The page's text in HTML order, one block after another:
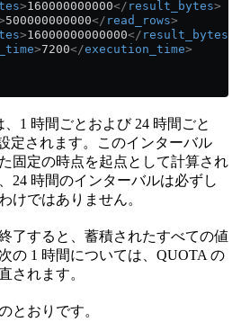
>160000000000</ result_bytes>
500000000000</ read_rows>
>16000000000000</ result_bytes
>7200</execution_time>
、1 時間ごとおよび 24 時間ごと
定されます。このインターバル
固定の時点を起点として計算され
24 時間のインターバルは必ずし
けではありません。
了すると、蓄積されたすべての値
の 1 時間については、QUOTA の
されます。
とおりです。